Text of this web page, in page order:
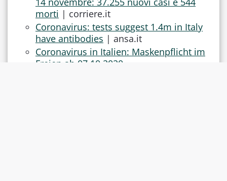
morti | corriere.it
Coronavirus: tests suggest 1.4m in Italy
have antibodies | ansa.it
Coronavirus in Italien: Maskenpflicht im
Freien ab 07.10.2020